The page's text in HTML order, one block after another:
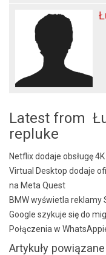
Latest from
repluke
Netflix dodaje obsługę
Virtual Desktop dodaje
na Meta Quest
BMW wyświetla reklamy
Google szykuje się do
Połączenia w
Artykuły powiązane